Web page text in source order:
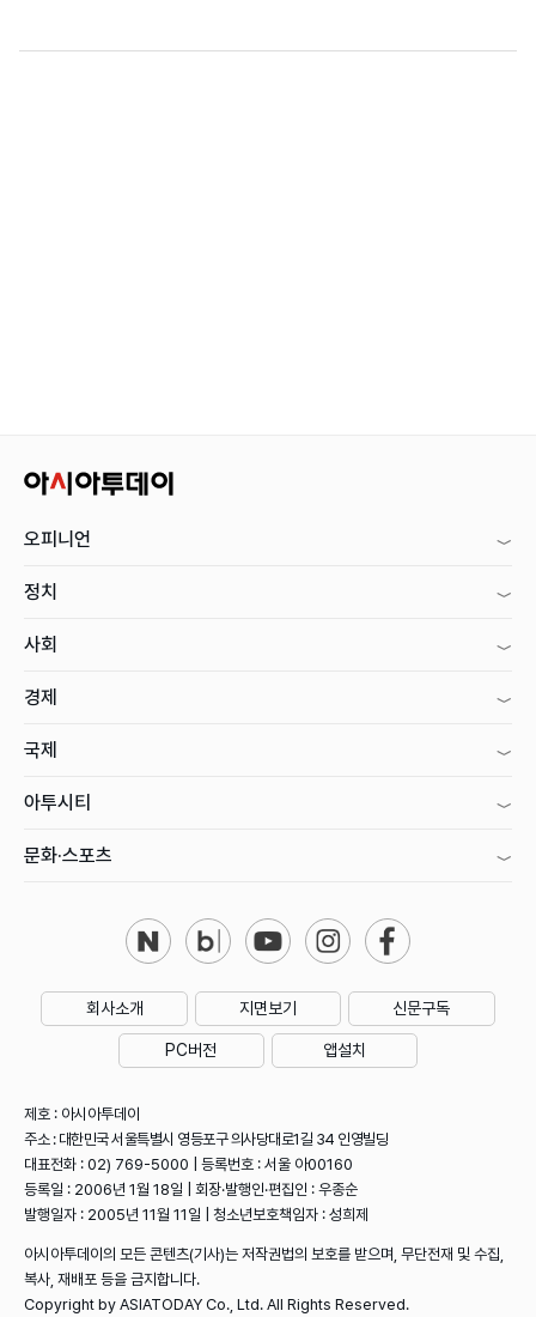
오피니언
정치
사회
경제
국제
아투시티
문화·스포츠
회사소개 지면보기 신문구독
PC버전 앱설치
제호 : 아시아투데이
주소 : 대한민국 서울특별시 영등포구 의사당대로1길 34 인영빌딩
대표전화 : 02) 769-5000 | 등록번호 : 서울 아00160
등록일 : 2006년 1월 18일 | 회장·발행인·편집인 : 우종순
발행일자 : 2005년 11월 11일 | 청소년보호책임자 : 성희제
아시아투데이의 모든 콘텐츠(기사)는 저작권법의 보호를 받으며, 무단전재 및 수집,
복사, 재배포 등을 금지합니다.
Copyright by ASIATODAY Co., Ltd. All Rights Reserved.